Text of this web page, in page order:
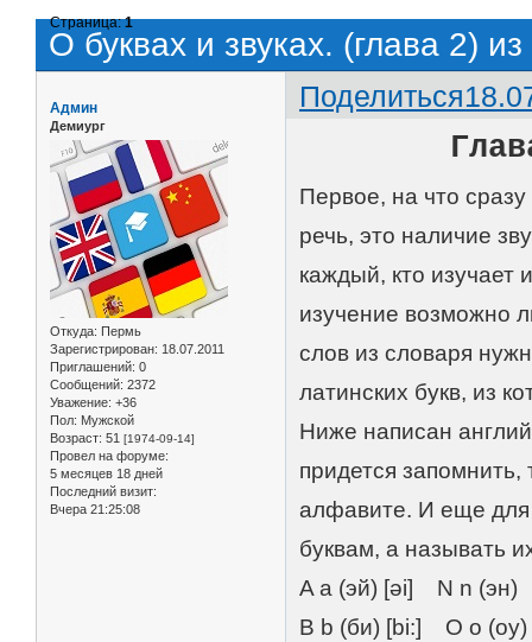
О буквах и звуках. (глава 2)
Страница:1
Поделиться
Админ
Демиург
Откуда: Пермь
Зарегистрирован: 18.07.2011
Приглашений: 0
Сообщений: 2372
Уважение: +36
Пол: Мужской
Возраст: 51 [1974-09-14]
Провел на форуме:
5 месяцев 18 дней
Последний визит:
Вчера 21:25:08
Первое, на что
речь, это наличие
каждый, кто изучает
изучение возможно
слов из словаря
латинских букв, из
Ниже написан
придется запомнить,
алфавите. И еще для
буквам, а называть
A a (эй) [əi] N n
B b (би) [bi:] O o